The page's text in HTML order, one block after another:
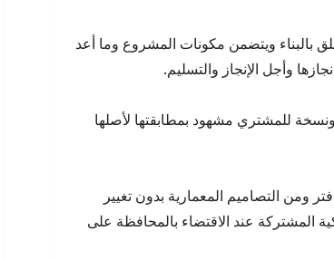
بالبناء ويتضمن مكونات المشروع وما أعد
وأجل الإنجاز والتسليم.
للمشتري مشهود بمطابقتها لأصلها
ومن التصاميم المعمارية بدون تغيير
المشتركة عند الاقتضاء بالمحافظة على